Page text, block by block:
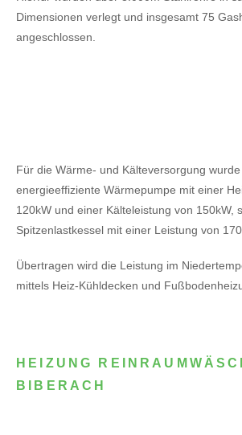
Dimensionen verlegt und insgesamt 75
angeschlossen.
Für die Wärme- und Kälteversorgung
energieeffiziente Wärmepumpe mit einer
120kW und einer Kälteleistung von 150kW,
Spitzenlastkessel mit einer Leistung von
Übertragen wird die Leistung im
mittels Heiz-Kühldecken und
HEIZUNG
BIBERACH